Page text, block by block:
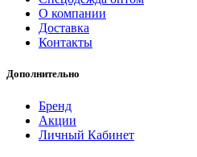
О компании
Доставка
Контакты
Дополнительно
Бренд
Акции
Личный Кабинет